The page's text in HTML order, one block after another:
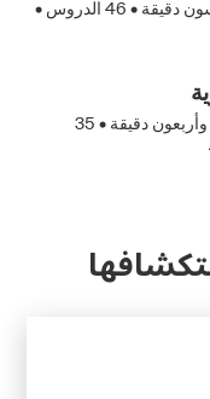
دقيقة • 46 الدروس •
دقيقة • 35